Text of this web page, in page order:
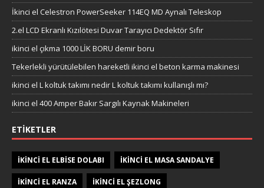
İkinci el Celestron PowerSeeker 114EQ MD Aynalı Teleskop
2.el LCD Ekranlı Kızılötesi Duvar Tarayıcı Dedektör Sıfır
ikinci el çıkma 1000 LİK BORU demir boru
Tekerlekli yürütülebilen hareketli ikinci el beton karma makinesi
ikinci el L koltuk takımı nedir L koltuk takımı kullanışlı mı?
ikinci el 400 Amper Bakır Sargılı Kaynak Makineleri
ETIKETLER
IKINCI EL ELBISE DOLABI IKINCI EL MASA SANDALYE
IKINCI EL RANZA IKINCI EL ŞEZLONG